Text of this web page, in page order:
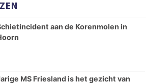
aan de Korenmolen in
MS Friesland is het gezicht van